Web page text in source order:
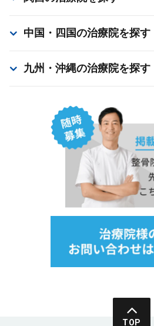
中国・四国の治療院を探す
九州・沖縄の治療院を探す
TOP